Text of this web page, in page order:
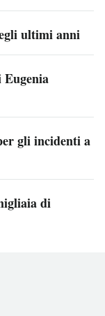
ultimi anni
gli incidenti a
di